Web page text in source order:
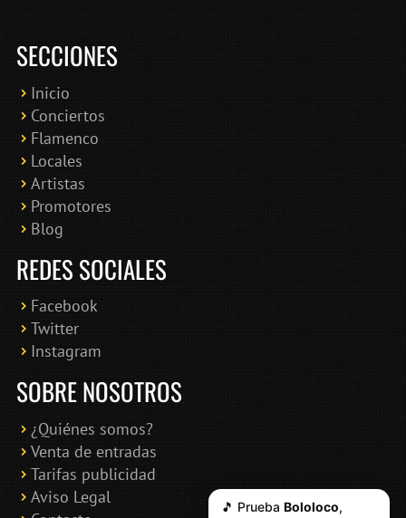
SECCIONES
Inicio
Conciertos
Flamenco
Locales
Artistas
Promotores
Blog
REDES SOCIALES
Facebook
Twitter
Instagram
SOBRE NOSOTROS
¿Quiénes somos?
Venta de entradas
Tarifas publicidad
Aviso Legal
🎵 PruebaBololoco,